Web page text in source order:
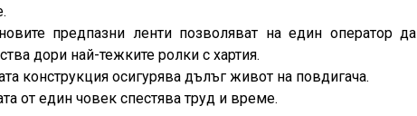
предпазни ленти позволяват на един оператор да
дори най-тежките ролки с хартия.
конструкция осигурява дълъг живот на повдигача.
от един човек спестява труд и време.